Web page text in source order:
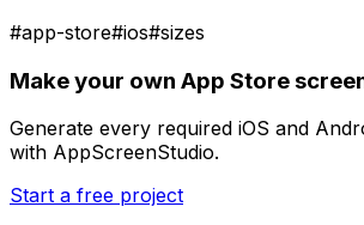
#app-store#ios#sizes
Make your own App Store
Generate every required iOS and
with AppScreenStudio.
Start a free project